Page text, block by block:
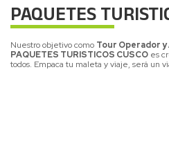
PAQUETES
Nuestro objetivo como Tour Operador y
PAQUETES TURISTICOS CUSCO es
todos. Empaca tu maleta y viaje, será un